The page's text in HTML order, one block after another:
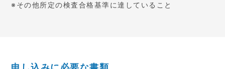
※その他所定の検査合格基準に達していること